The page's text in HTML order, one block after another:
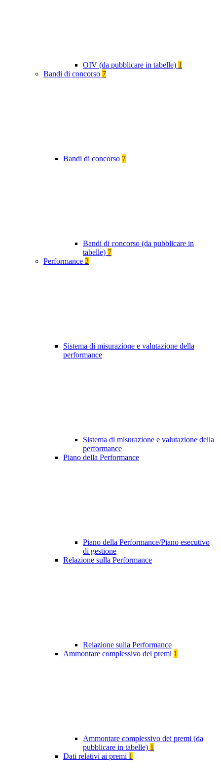
OIV (da pubblicare in tabelle) 1
Bandi di concorso 7
Bandi di concorso 7
Bandi di concorso (da pubblicare in
tabelle) 7
Performance 2
Sistema di misurazione e valutazione della
performance
Sistema di misurazione e valutazione della
performance
Piano della Performance
Piano della Performance/Piano esecutivo
di gestione
Relazione sulla Performance
Relazione sulla Performance
Ammontare complessivo dei premi 1
Ammontare complessivo dei premi (da
pubblicare in tabelle) 1
Dati relativi ai premi 1